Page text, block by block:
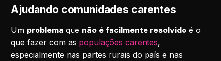
Ajudando comunidades carentes
Um problemaque não é facilmente resolvido é o
que fazer com as populações carentes,
especialmente nas partes rurais do país e nas